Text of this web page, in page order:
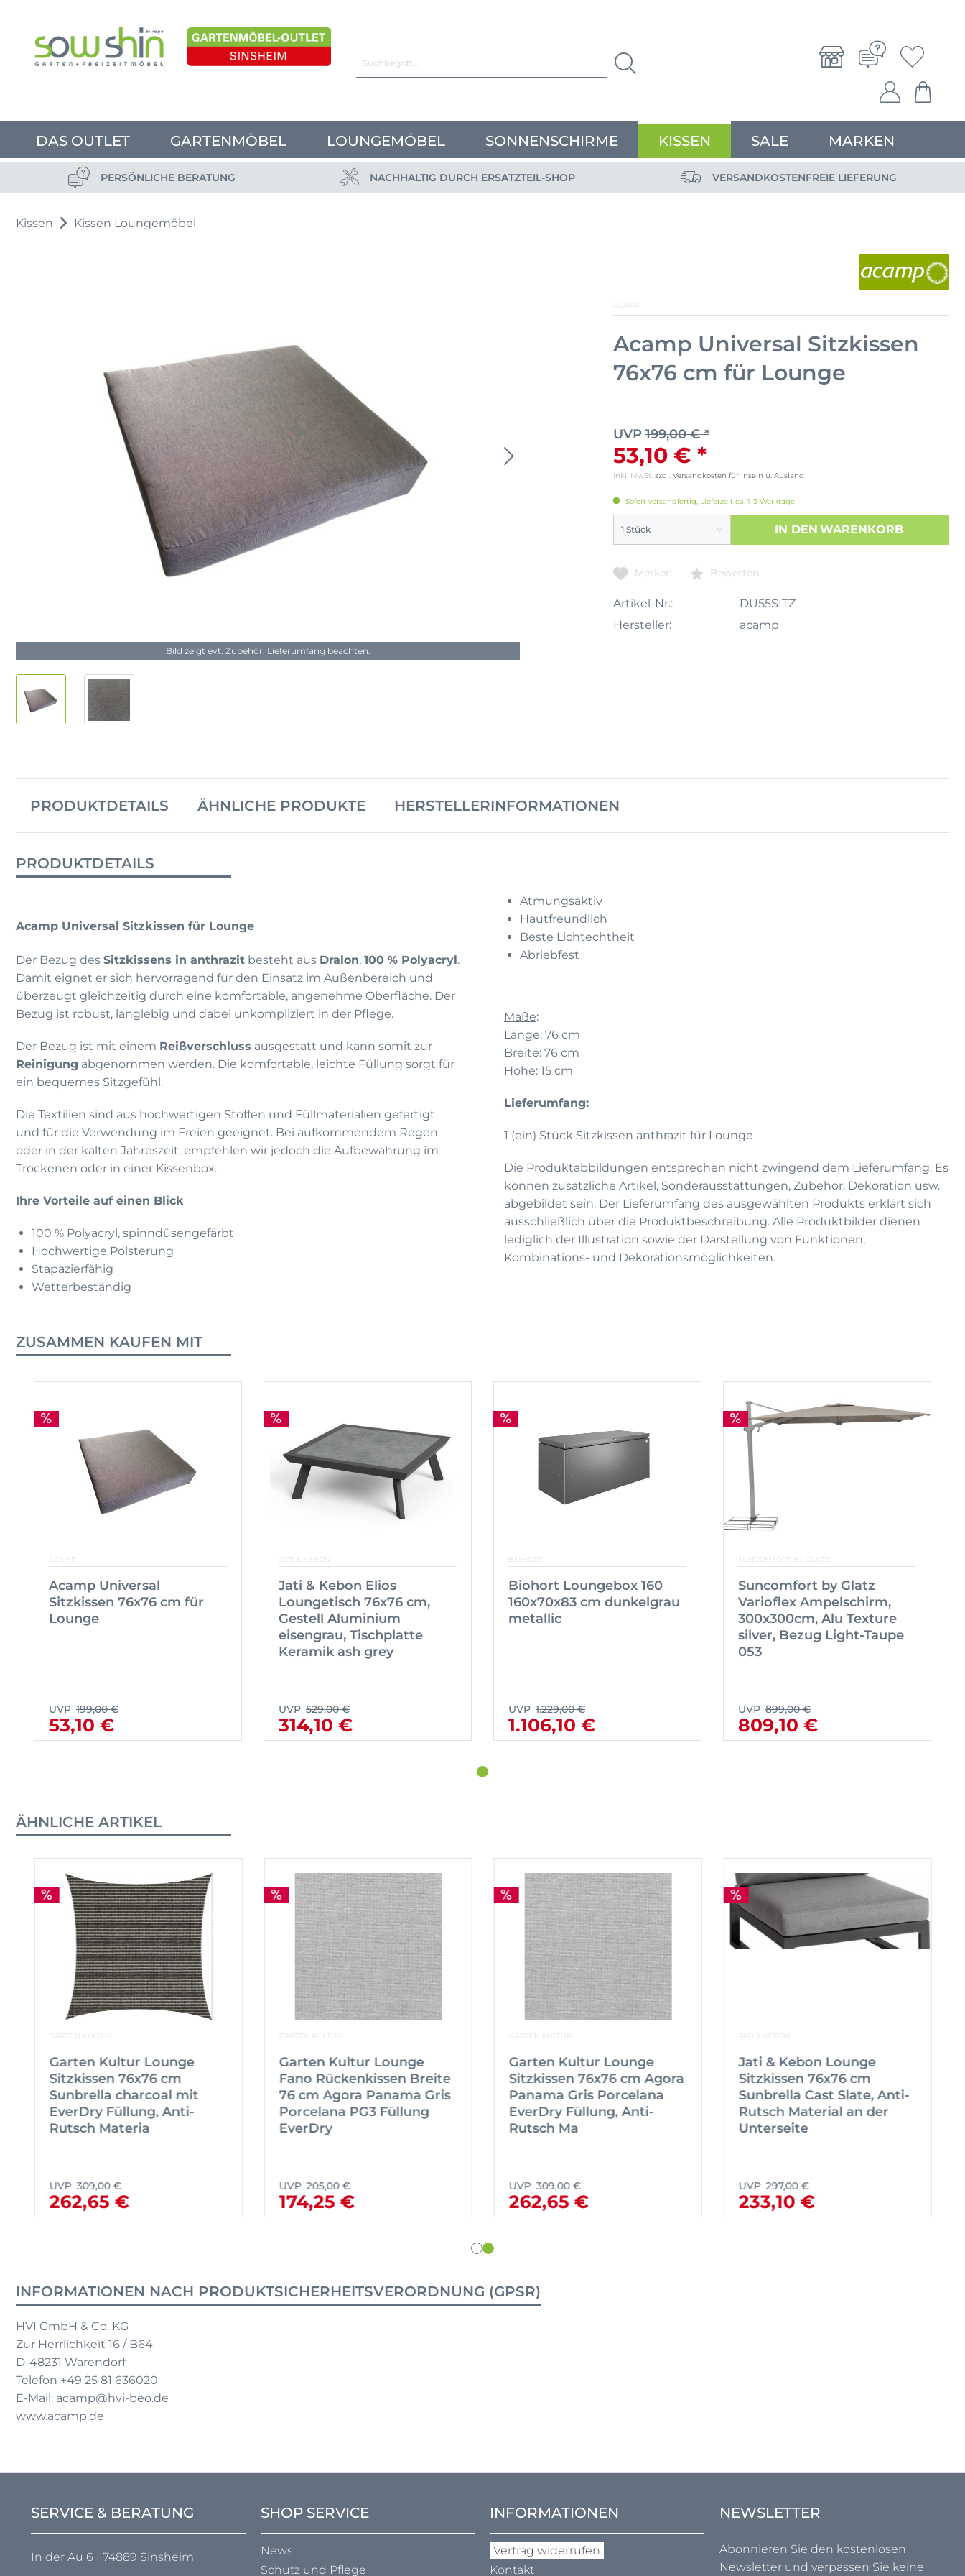
DAS OUTLET GARTENMÖBEL LOUNGEMÖBEL SONNENSCHIRME KISSEN SALE MARKEN
PERSÖNLICHE BERATUNG NACHHALTIG DURCH ERSATZTEIL-SHOP VERSANDKOSTENFREIE LIEFERUNG
Kissen Kissen Loungemöbel
Bild zeigt evt. Zubehör. Lieferumfang beachten.
ACAMP
Acamp Universal Sitzkissen
76x76 cm für Lounge
UVP 199,00 € *
53,10 € *
inkl. MwSt. zzgl. Versandkosten für Inseln u. Ausland
Sofort versandfertig, Lieferzeit ca. 1-3 Werktage
IN DEN WARENKORB
Merken Bewerten
Artikel-Nr.:
DU55SITZ
Hersteller:
acamp
PRODUKTDETAILS ÄHNLICHE PRODUKTE HERSTELLERINFORMATIONEN
PRODUKTDETAILS
Acamp Universal Sitzkissen für Lounge
Der Bezug des Sitzkissens in anthrazit besteht aus Dralon, 100 % Polyacryl.
Damit eignet er sich hervorragend für den Einsatz im Außenbereich und
überzeugt gleichzeitig durch eine komfortable, angenehme Oberfläche. Der
Bezug ist robust, langlebig und dabei unkompliziert in der Pflege.
Der Bezug ist mit einem Reißverschluss ausgestatt und kann somit zur
Reinigung abgenommen werden. Die komfortable, leichte Füllung sorgt für
ein bequemes Sitzgefühl.
Die Textilien sind aus hochwertigen Stoffen und Füllmaterialien gefertigt
und für die Verwendung im Freien geeignet. Bei aufkommendem Regen
oder in der kalten Jahreszeit, empfehlen wir jedoch die Aufbewahrung im
Trockenen oder in einer Kissenbox.
Ihre Vorteile auf einen Blick
100 % Polyacryl, spinndüsengefärbt
Hochwertige Polsterung
Stapazierfähig
Wetterbeständig
Atmungsaktiv
Hautfreundlich
Beste Lichtechtheit
Abriebfest
Maße:
Länge: 76 cm
Breite: 76 cm
Höhe: 15 cm
Lieferumfang:
1 (ein) Stück Sitzkissen anthrazit für Lounge
Die Produktabbildungen entsprechen nicht zwingend dem Lieferumfang. Es
können zusätzliche Artikel, Sonderausstattungen, Zubehör, Dekoration usw.
abgebildet sein. Der Lieferumfang des ausgewählten Produkts erklärt sich
ausschließlich über die Produktbeschreibung. Alle Produktbilder dienen
lediglich der Illustration sowie der Darstellung von Funktionen,
Kombinations- und Dekorationsmöglichkeiten.
ZUSAMMEN KAUFEN MIT
ACAMP
Acamp Universal
Sitzkissen 76x76 cm für
Lounge
UVP 199,00 €
53,10 €
JATI & KEBON
Jati & Kebon Elios
Loungetisch 76x76 cm,
Gestell Aluminium
eisengrau, Tischplatte
Keramik ash grey
UVP 529,00 €
314,10 €
BIOHORT
Biohort Loungebox 160
160x70x83 cm dunkelgrau
metallic
UVP 1.229,00 €
1.106,10 €
SUNCOMFORT BY GLATZ
Suncomfort by Glatz
Varioflex Ampelschirm,
300x300cm, Alu Texture
silver, Bezug Light-Taupe
053
UVP 899,00 €
809,10 €
ÄHNLICHE ARTIKEL
GARTEN KULTUR
Garten Kultur Lounge
Sitzkissen 76x76 cm
Sunbrella charcoal mit
EverDry Füllung, Anti-
Rutsch Materia
UVP 309,00 €
262,65 €
GARTEN KULTUR
Garten Kultur Lounge
Fano Rückenkissen Breite
76 cm Agora Panama Gris
Porcelana PG3 Füllung
EverDry
UVP 205,00 €
174,25 €
GARTEN KULTUR
Garten Kultur Lounge
Sitzkissen 76x76 cm Agora
Panama Gris Porcelana
EverDry Füllung, Anti-
Rutsch Ma
UVP 309,00 €
262,65 €
JATI & KEBON
Jati & Kebon Lounge
Sitzkissen 76x76 cm
Sunbrella Cast Slate, Anti-
Rutsch Material an der
Unterseite
UVP 297,00 €
233,10 €
INFORMATIONEN NACH PRODUKTSICHERHEITSVERORDNUNG (GPSR)
HVI GmbH & Co. KG
Zur Herrlichkeit 16 / B64
D-48231 Warendorf
Telefon +49 25 81 636020
E-Mail: acamp@hvi-beo.de
www.acamp.de
SERVICE & BERATUNG
In der Au 6 | 74889 Sinsheim
SHOP SERVICE
News
Schutz und Pflege
INFORMATIONEN
Vertrag widerrufen
Kontakt
NEWSLETTER
Abonnieren Sie den kostenlosen
Newsletter und verpassen Sie keine